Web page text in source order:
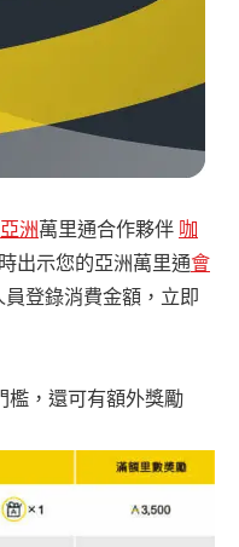
亞洲萬里通合作夥伴 咖
出示您的亞洲萬里通會
登錄消費金額，立即
，還可有額外獎勵